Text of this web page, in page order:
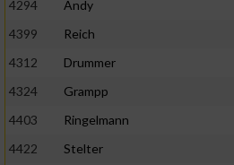
4294
Andy
4399
Reich
4312
Drummer
4324
Grampp
4403
Ringelmann
4422
Stelter